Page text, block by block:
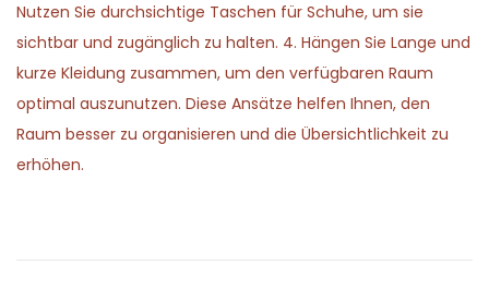
Nutzen Sie durchsichtige Taschen für Schuhe, um sie
sichtbar und zugänglich zu halten. 4. Hängen Sie Lange und
kurze Kleidung zusammen, um den verfügbaren Raum
optimal auszunutzen. Diese Ansätze helfen Ihnen, den
Raum besser zu organisieren und die Übersichtlichkeit zu
erhöhen.